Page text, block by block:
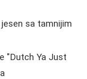
sa tamnijim
"Dutch Ya Just